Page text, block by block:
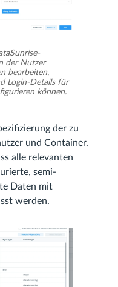
der Nutzer
bearbeiten,
Login-Details für
können.
der zu
und Container.
alle relevanten
semi-
Daten mit
werden.